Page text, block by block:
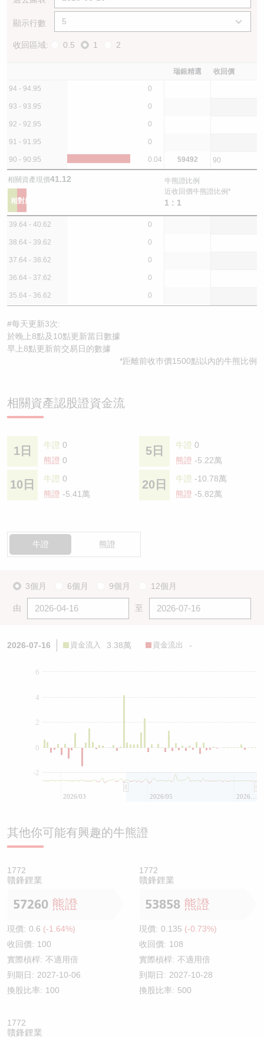
顯示行數
收回區域: 0.5 1 2
瑞銀精選 收回價
94 - 94.95 0
93 - 93.95 0
92 - 92.95 0
91 - 91.95 0
90 - 90.95 0.04 59492 90
相關資產現價41.12
相對股數
牛熊證比例
近收回價牛熊證比例*
1 : 1
39.64 - 40.62 0
38.64 - 39.62 0
37.64 - 38.62 0
36.64 - 37.62 0
35.64 - 36.62 0
#每天更新3次:
於晚上8點及10點更新當日數據
早上8點更新前交易日的數據
*距離前收巿價1500點以內的牛熊比例
相關資產認股證資金流
1日 牛證 0
熊證 0
5日 牛證 0
熊證 -5.22萬
10日 牛證 0
熊證 -5.41萬
20日 牛證 -10.78萬
熊證 -5.82萬
牛證 熊證
3個月 6個月 9個月 12個月
由 至
2026-07-16 資金流入 3.38萬 資金流出 -
-2
0
2
4
6
2026/03 2026/05
其他你可能有興趣的牛熊證
1772
贛鋒鋰業
57260 熊證
現價: 0.6 (-1.64%)
收回價: 100
實際槓桿: 不適用倍
到期日: 2027-10-06
換股比率: 100
1772
贛鋒鋰業
53858 熊證
現價: 0.135 (-0.73%)
收回價: 108
實際槓桿: 不適用倍
到期日: 2027-10-28
換股比率: 500
1772
贛鋒鋰業